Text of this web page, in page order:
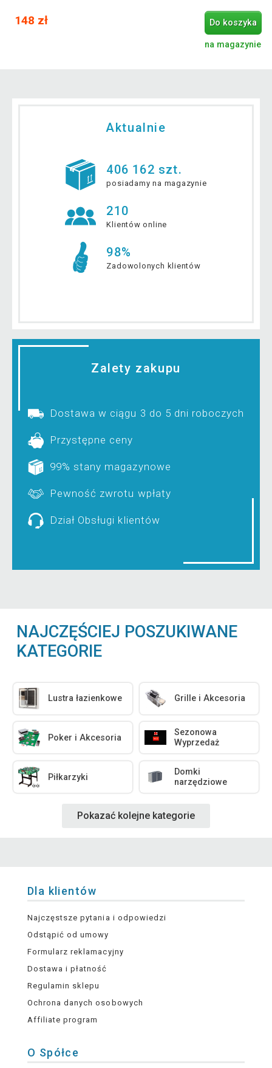
148 zł Do koszyka
na magazynie
Aktualnie
406 162 szt.
posiadamy na magazynie
210
Klientów online
98%
Zadowolonych klientów
Zalety zakupu
Dostawa w ciągu 3 do 5 dni roboczych
Przystępne ceny
99% stany magazynowe
Pewność zwrotu wpłaty
Dział Obsługi klientów
NAJCZĘŚCIEJ POSZUKIWANE
KATEGORIE
Lustra łazienkowe Grille i Akcesoria
Poker i Akcesoria
Sezonowa
Wyprzedaż
Piłkarzyki
Domki
narzędziowe
Pokazać kolejne kategorie
Dla klientów
Najczęstsze pytania i odpowiedzi
Odstąpić od umowy
Formularz reklamacyjny
Dostawa i płatność
Regulamin sklepu
Ochrona danych osobowych
Affiliate program
O Spółce